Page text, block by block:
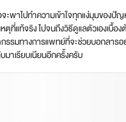
ขา
Paragon
One
ะพาไปทำความเข้าใจทุกแง่มุมของปั
ตุที่แท้จริง ไปจนถึงวิธีดูแลตัวเองเบื้อ
รรมทางการแพทย์ที่จะช่วยบอกลา
มาเรียบเนียนอีกครั้งครับ